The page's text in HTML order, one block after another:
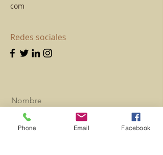
com
Redes sociales
Nombre
Phone Email Facebook